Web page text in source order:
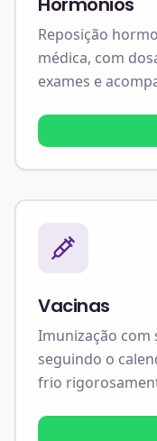
Reposição
médica, com
exames e
Vacinas
Imunização com
seguindo o
frio